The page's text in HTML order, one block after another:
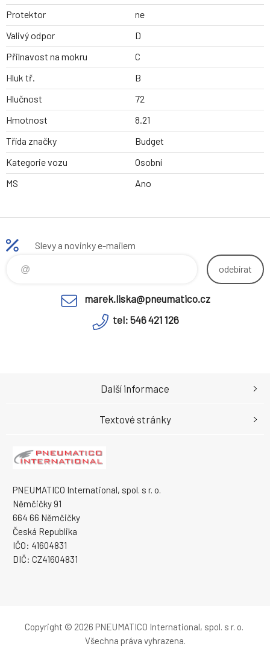
Protektor
ne
Valivý odpor
D
Přilnavost na mokru
C
Hluk tř.
B
Hlučnost
72
Hmotnost
8.21
Třída značky
Budget
Kategorie vozu
Osobní
MS
Ano
Slevy a novinky e-mailem
odebírat
marek.liska@pneumatico.cz
tel: 546 421 126
PNEUMATICO International, spol. s r. o.
Němčičky 91
664 66 Němčičky
Česká Republika
IČO: 41604831
DIČ: CZ41604831
Další informace
Textové stránky
Copyright © 2026 PNEUMATICO International, spol. s r. o.
Všechna práva vyhrazena.